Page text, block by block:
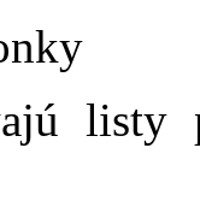
listy